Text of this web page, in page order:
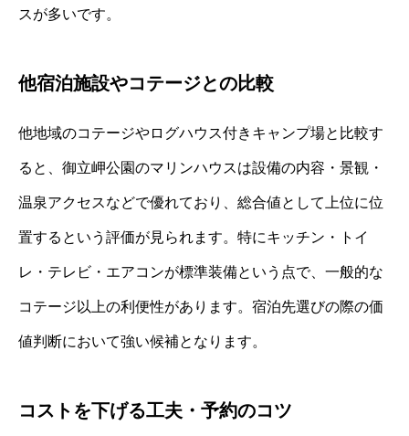
スが多いです。
他宿泊施設やコテージとの比較
他地域のコテージやログハウス付きキャンプ場と比較す
ると、御立岬公園のマリンハウスは設備の内容・景観・
温泉アクセスなどで優れており、総合値として上位に位
置するという評価が見られます。特にキッチン・トイ
レ・テレビ・エアコンが標準装備という点で、一般的な
コテージ以上の利便性があります。宿泊先選びの際の価
値判断において強い候補となります。
コストを下げる工夫・予約のコツ